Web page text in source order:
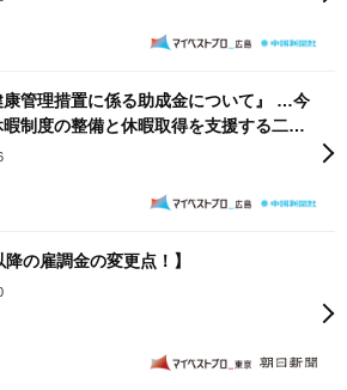
康管理措置に係る助成金について』 …今
制度の整備と休暇取得を支援する二つ
あります。
降の雇調金の変更点！】